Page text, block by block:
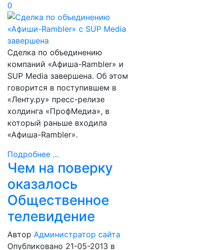
0
Сделка по объединению
компаний «Афиша-Rambler» и
SUP Media завершена. Об этом
говорится в поступившем в
«Ленту.ру» пресс-релизе
холдинга «ПрофМедиа», в
который раньше входила
«Афиша-Rambler».
Подробнее ...
Чем на поверку
оказалось
Общественное
телевидение
Автор Администратор сайта
Опубликовано 21-05-2013 в